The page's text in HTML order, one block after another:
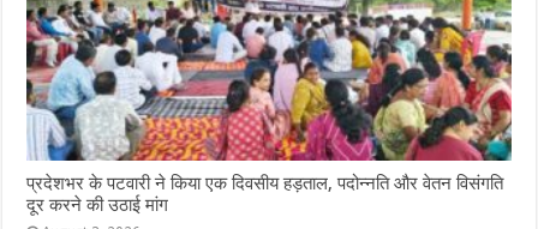
प्रदेशभर के पटवारी ने किया एक दिवसीय हड़ताल, पदोन्नति और वेतन विसंगति
दूर करने की उठाई मांग